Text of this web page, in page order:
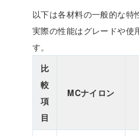
以下は各材料の一般的な特
実際の性能はグレードや使
す。
比
較
項
目
MCナイロン